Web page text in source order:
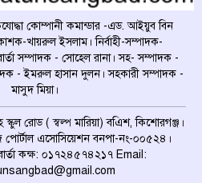
কাছে ২-১ গোলে হারল
ম্যাচে ১-১ গোলে ড্র
ব্রাজিল ও ভেনেজুয়েলা
কোম্পানী কমান্ডার -এড. আইয়ুব বিন
খায়রুল ইসলাম। নির্বাহী-সম্পাদক-
সম্পাদক - সোহেল রানা। সহ- সম্পাদক -
- ইমরুল হাসান দুলন। সহকারী সম্পাদক -
মাসুদ মিয়া।
রোড ( স্বল্প মারিয়া) বএিশ, কিশোরগঞ্জ।
পোর্টাল এসোসিয়েশন বনপা-নং-০০৫২৪।
কক্ষ: ০১৭২৪৫৭৪২১৭ Email: